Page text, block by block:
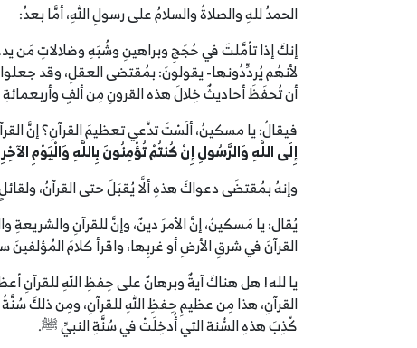
الحمدُ للهِ والصلاةُ والسلامُ على رسولِ اللهِ، أمَّا بعدُ:
إنكَ إذا تأمَّلتَ في حُجَجِ وبراهينِ وشُبَهِ وضلالاتِ مَن
لأنهُم يُردِّدُونها- يقولونَ: بمُقتضى العقلِ، وقد
أن تُحفَظَ أحاديثٌ خِلالَ هذه القرونِ مِن ألفٍ وأربعمائةِ
فيقالُ: يا مسكينُ، ألَسْتَ تدَّعي تعظيمَ القرآنِ؟ إنَّ
إِلَى اللَّهِ وَالرَّسُولِ إِنْ كُنتُمْ تُؤْمِنُونَ بِاللَّهِ وَالْيَوْمِ
وإنهُ بمُقتضَى دعواكَ هذهِ ألَّا يُقبَلَ حتى القرآنُ،
يُقال: يا مَسكينُ، إنَّ الأمرَ دينٌ، وإنَّ للقرآنِ
القرآنَ في شرقِ الأرضِ أو غربِها، واقرأ كلامَ
يا لله! هل هناكَ آيةٌ وبرهانٌ على حِفظِ اللهِ للقرآنِ
القرآنِ، هذا مِن عظيمِ حِفظِ اللهِ للقرآنِ، ومِن ذلكَ
كّذِبَ هذهِ السُّنة التي أُدخِلَتْ في سُنَّةِ النبيِّ ﷺ.